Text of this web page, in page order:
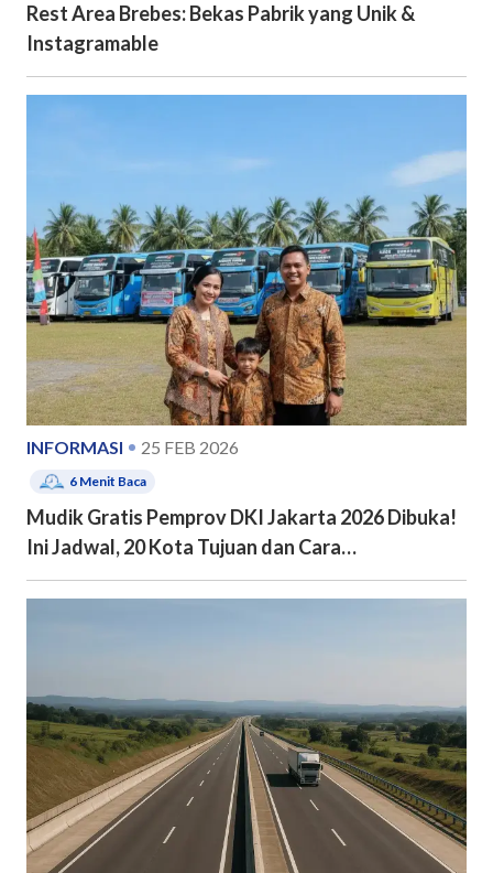
Rest Area Brebes: Bekas Pabrik yang Unik &
Instagramable
INFORMASI 25 FEB 2026
6 Menit Baca
Mudik Gratis Pemprov DKI Jakarta 2026 Dibuka!
Ini Jadwal, 20 Kota Tujuan dan Cara
Pendaftarannya